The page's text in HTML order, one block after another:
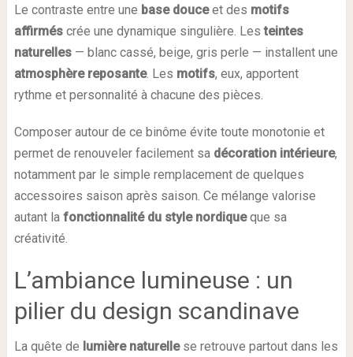
Le contraste entre une base douceet des motifs
affirméscrée une dynamique singulière. Lesteintes
naturelles— blanc cassé, beige, gris perle — installent une
atmosphère reposante. Les motifs, eux, apportent
rythme et personnalité à chacune des pièces.
Composer autour de ce binôme évite toute monotonie et
permet de renouveler facilement sa décoration intérieure,
notamment par le simple remplacement de quelques
accessoires saison après saison. Ce mélange valorise
autant la fonctionnalité du style nordiqueque sa
créativité.
L’ambiance lumineuse : un
pilier du design scandinave
La quête de lumière naturellese retrouve partout dans les